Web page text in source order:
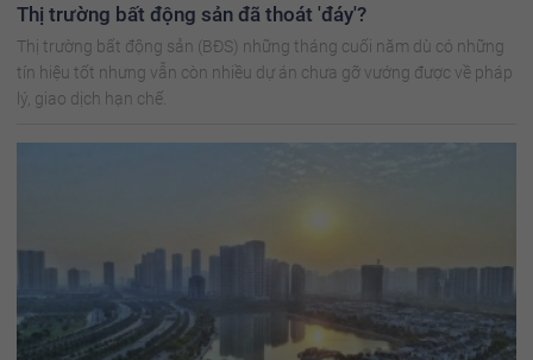
Thị trường bất động sản đã thoát 'đáy'?
Thị trường bất động sản (BĐS) những tháng cuối năm dù có những
tín hiệu tốt nhưng vẫn còn nhiều dự án chưa gỡ vướng được về pháp
lý, giao dịch hạn chế.